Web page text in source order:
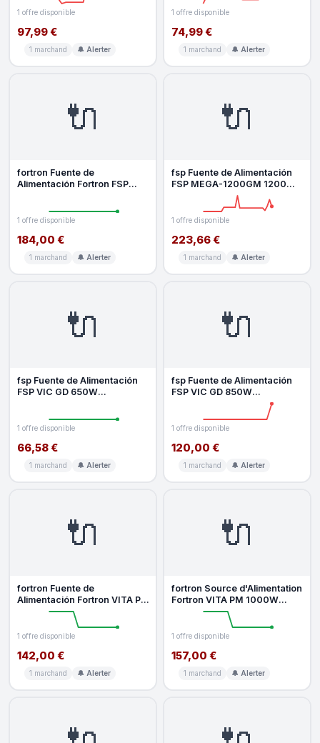
1 offre disponible
97,99 €
1 marchand 🔔 Alerter
1 offre disponible
74,99 €
1 marchand 🔔 Alerter
🔌
fortron Fuente de
Alimentación Fortron FSP
1 offre disponible
184,00 €
1 marchand 🔔 Alerter
🔌
fsp Fuente de Alimentación
FSP MEGA-1200GM 1200W
80 PLUS Gold totalement
1 offre disponible
223,66 €
1 marchand 🔔 Alerter
🔌
fsp Fuente de Alimentación
FSP VIC GD 650W
1 offre disponible
66,58 €
1 marchand 🔔 Alerter
🔌
fsp Fuente de Alimentación
FSP VIC GD 850W
Certificación 80 PLUS Gold
1 offre disponible
120,00 €
1 marchand 🔔 Alerter
🔌
fortron Fuente de
Alimentación Fortron VITA PM
850W Platinum modulaire et
1 offre disponible
142,00 €
1 marchand 🔔 Alerter
🔌
fortron Source d'Alimentation
Fortron VITA PM 1000W
Platinum modulaire silencieu
1 offre disponible
157,00 €
1 marchand 🔔 Alerter